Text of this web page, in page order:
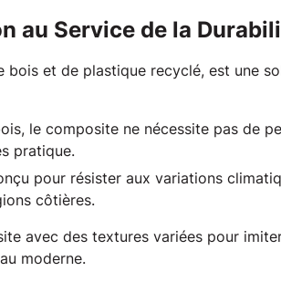
au Service de la
et de plastique recyclé, est une
le composite ne nécessite pas de
pratique.
pour résister aux variations
côtières.
avec des textures variées pour
moderne.